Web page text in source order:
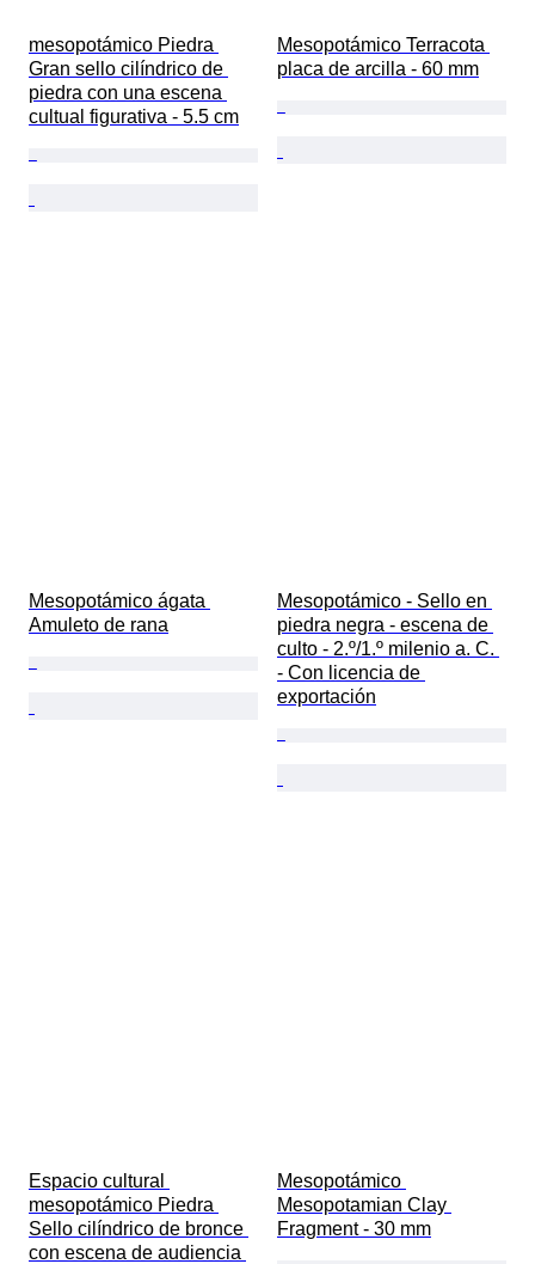
mesopotámico Piedra
Gran sello cilíndrico de
piedra con una escena
cultual figurativa - 5.5 cm
Mesopotámico Terracota
placa de arcilla - 60 mm
Mesopotámico ágata
Amuleto de rana
Mesopotámico - Sello en
piedra negra - escena de
culto - 2.º/1.º milenio a. C.
- Con licencia de
exportación
Espacio cultural
mesopotámico Piedra
Sello cilíndrico de bronce
con escena de audiencia
Mesopotámico
Mesopotamian Clay
Fragment - 30 mm